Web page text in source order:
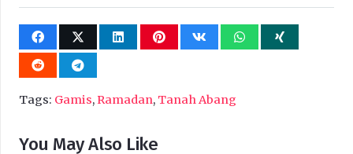
Tags: Gamis,Ramadan, Tanah Abang
You May Also Like